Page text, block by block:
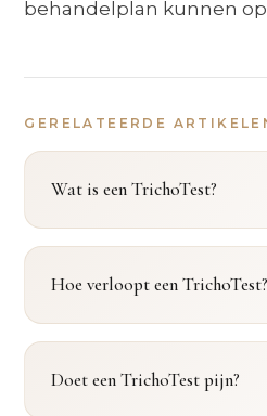
behandelplan kunnen
GERELATEERDE
Wat is een TrichoTest?
Hoe verloopt een TrichoTest?
Doet een TrichoTest pijn?